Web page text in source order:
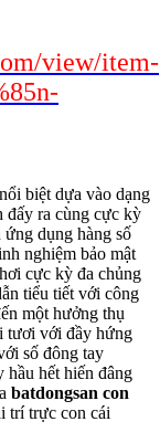
view/item-
biệt dựa vào dạng
đấy ra cùng cực kỳ
ứng dụng hàng số
nghiệm bảo mật
cực kỳ đa chủng
tiểu tiết với công
một hưởng thụ
tươi với đầy hứng
số đông tay
hầu hết hiến đâng
batdongsan con
trí trực con cái